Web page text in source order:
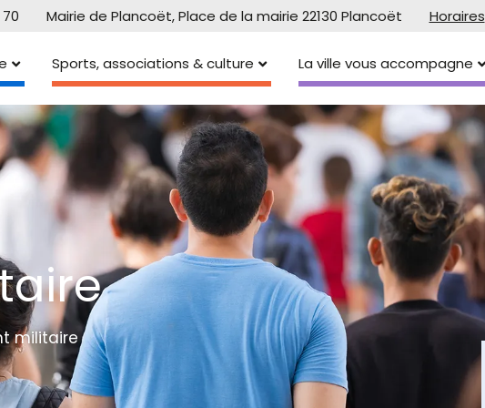
Mairie de Plancoët, Place de la mairie 22130 Plancoët Horaires
Sports, associations & culture La ville vous accompagne
militaire